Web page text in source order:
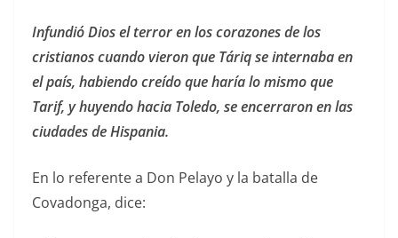
Infundió Dios el terror en los corazones de los
cristianos cuando vieron que Táriq se internaba en
el país, habiendo creído que haría lo mismo que
Tarif, y huyendo hacia Toledo, se encerraron en las
ciudades de Hispania.
En lo referente a Don Pelayo y la batalla de
Covadonga, dice: